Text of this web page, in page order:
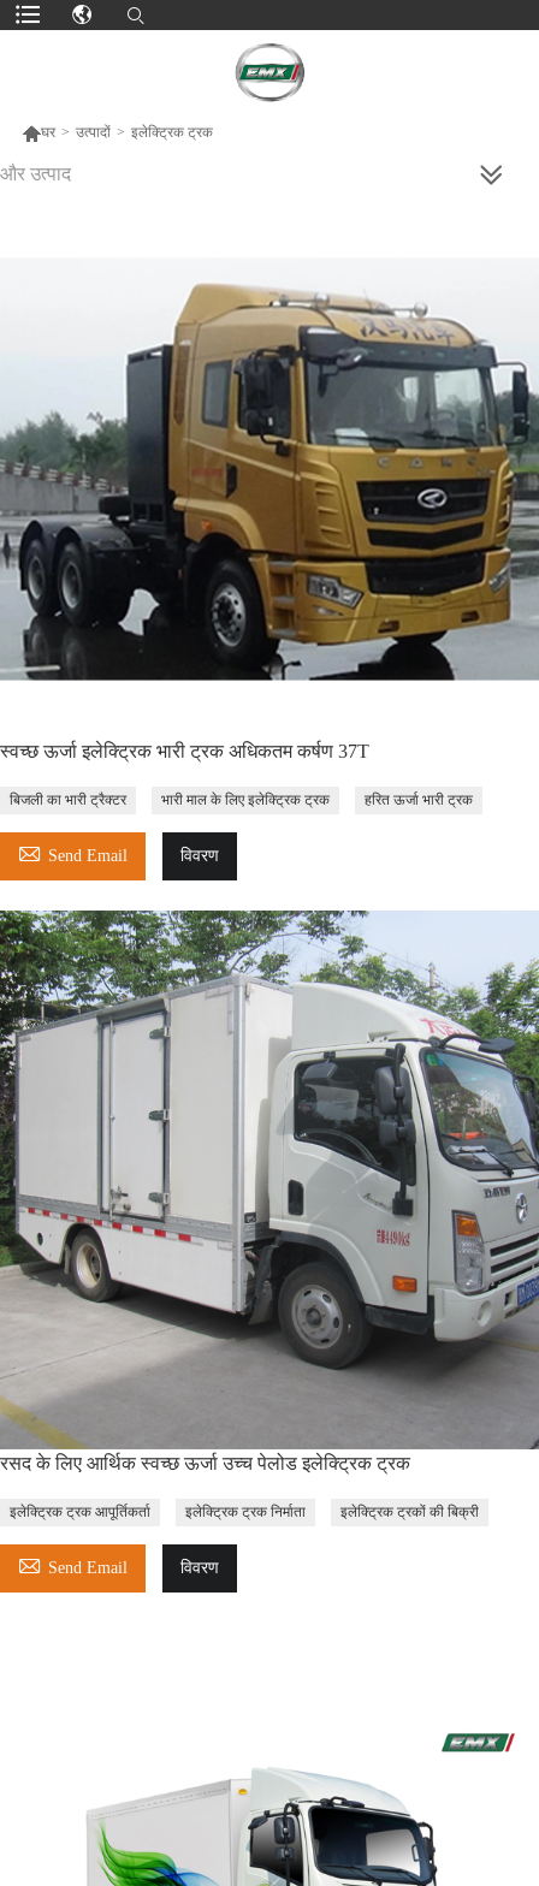
घर > उत्पादों > इलेक्ट्रिक ट्रक
और उत्पाद
स्वच्छ ऊर्जा इलेक्ट्रिक भारी ट्रक अधिकतम कर्षण 37T
बिजली का भारी ट्रैक्टर भारी माल के लिए इलेक्ट्रिक ट्रक हरित ऊर्जा भारी ट्रक
 Send Email विवरण
रसद के लिए आर्थिक स्वच्छ ऊर्जा उच्च पेलोड इलेक्ट्रिक ट्रक
इलेक्ट्रिक ट्रक आपूर्तिकर्ता इलेक्ट्रिक ट्रक निर्माता इलेक्ट्रिक ट्रकों की बिक्री
 Send Email विवरण